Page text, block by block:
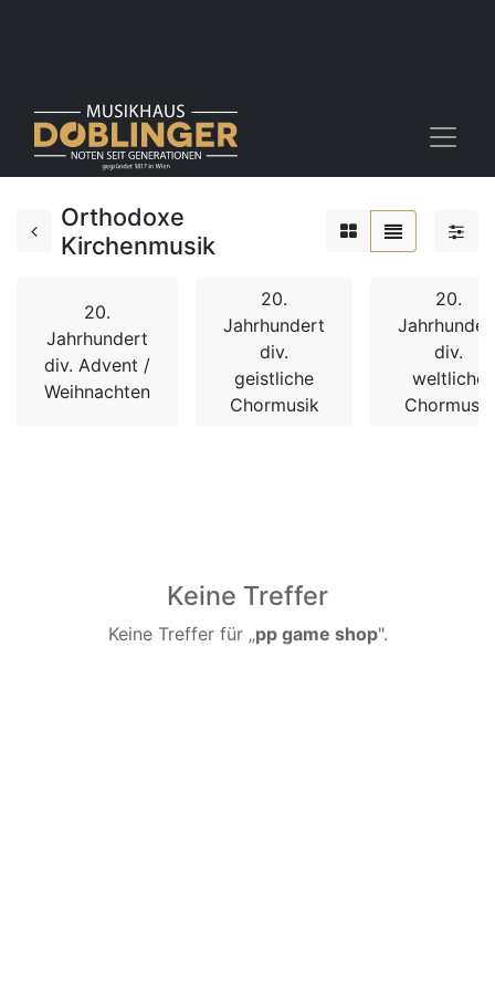
Orthodoxe
Kirchenmusik
20.
Jahrhundert
div. Advent /
Weihnachten
20.
Jahrhundert
div.
geistliche
Chormusik
20.
div.
weltliche
Chormusik
Keine Treffer
Keine Treffer für „pp game shop".